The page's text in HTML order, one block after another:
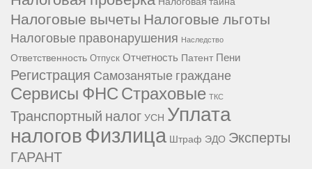
Налоговые вычетыНалоговые льготы
Налоговые правонарушения Наследство
Ответственность Отпуск Отчетность Патент Пени
Регистрация Самозанятые граждане
Сервисы ФНССтраховые ТКС
Транспортный налогУСН Уплата
налоговФизлица Штраф ЭДО Эксперты
ГАРАНТ